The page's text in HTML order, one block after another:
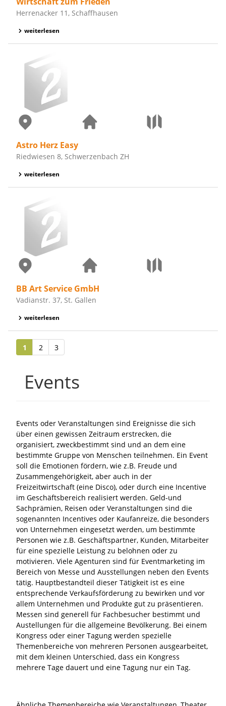
Herrenacker 11, Schaffhausen
weiterlesen
Astro Herz Easy
Riedwiesen 8, Schwerzenbach ZH
weiterlesen
BB Art Service GmbH
Vadianstr. 37, St. Gallen
weiterlesen
1 2 3
Events
Events oder Veranstaltungen sind Ereignisse die sich
über einen gewissen Zeitraum erstrecken, die
organisiert, zweckbestimmt sind und an dem eine
bestimmte Gruppe von Menschen teilnehmen. Ein Event
soll die Emotionen fördern, wie z.B. Freude und
Zusammengehörigkeit, aber auch in der
Freizeitwirtschaft (eine Disco), oder durch eine Incentive
im Geschäftsbereich realisiert werden. Geld-und
Sachprämien, Reisen oder Veranstaltungen sind die
sogenannten Incentives oder Kaufanreize, die besonders
von Unternehmen eingesetzt werden, um bestimmte
Personen wie z.B. Geschäftspartner, Kunden, Mitarbeiter
für eine spezielle Leistung zu belohnen oder zu
motivieren. Viele Agenturen sind für Eventmarketing im
Bereich von Messe und Ausstellungen neben den Events
tätig. Hauptbestandteil dieser Tätigkeit ist es eine
entsprechende Verkaufsförderung zu bewirken und vor
allem Unternehmen und Produkte gut zu präsentieren.
Messen sind generell für Fachbesucher bestimmt und
Austellungen für die allgemeine Bevölkerung. Bei einem
Kongress oder einer Tagung werden spezielle
Themenbereiche von mehreren Personen ausgearbeitet,
mit dem kleinen Unterschied, dass ein Kongress
mehrere Tage dauert und eine Tagung nur ein Tag.